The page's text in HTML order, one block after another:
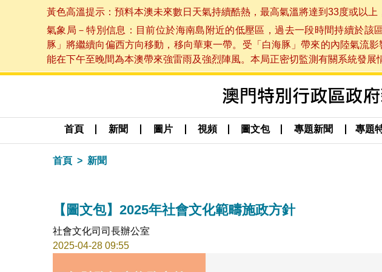
黃色高溫提示：預料本澳未來數日天氣持續酷熱，最高氣溫將達到33度或以
氣象局－特別信息：目前位於海南島附近的低壓區，過去一段時間持續於
豚」將繼續向偏西方向移動，移向華東一帶。受「白海豚」帶來的內陸氣流
能在下午至晚間為本澳帶來強雷雨及強烈陣風。本局正密切監測有關系統發
首頁 新聞 圖片 視頻 圖文包 專題新聞 專題
首頁 新聞
【圖文包】2025年社會文化範疇施政方針
社會文化司司長辦公室
2025-04-28 09:55